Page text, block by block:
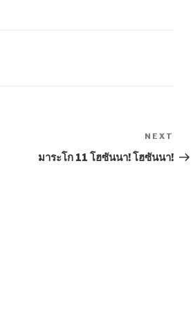
Post
NEXT
มาระโก 11 โฮซันนา! โฮซันนา!